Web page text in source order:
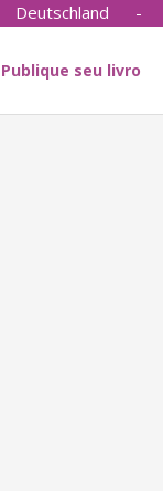
Deutschland -
Publique seu livro